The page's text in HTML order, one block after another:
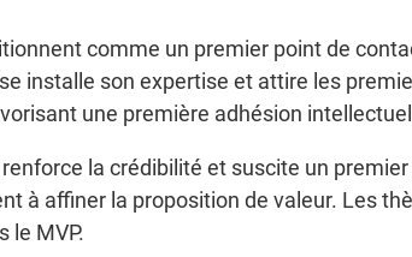
comme un premier point de
installe son expertise et attire les
une première adhésion
la crédibilité et suscite un
à affiner la proposition de valeur. Les
le MVP.